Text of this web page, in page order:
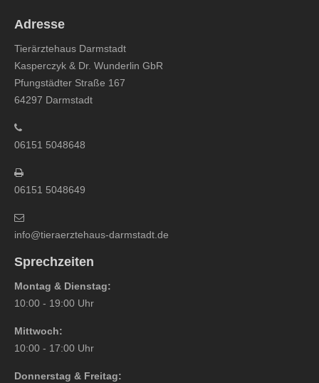
Adresse
Tierärztehaus Darmstadt
Kasperczyk & Dr. Wunderlin GbR
Pfungstädter Straße 167
64297 Darmstadt
06151 5048648
06151 5048649
info@tieraerztehaus-darmstadt.de
Sprechzeiten
Montag & Dienstag:
10:00 - 19:00 Uhr
Mittwoch:
10:00 - 17:00 Uhr
Donnerstag & Freitag: